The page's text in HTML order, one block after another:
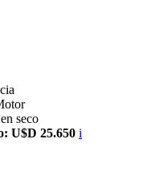
seco
U$D 25.650 i